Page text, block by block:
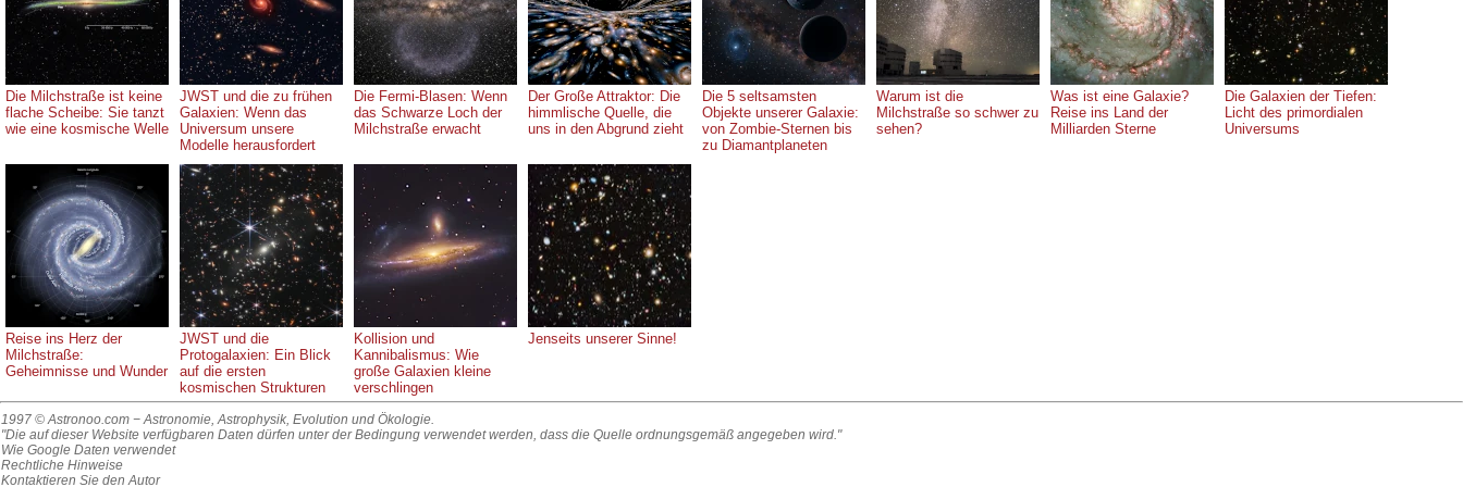
Die Milchstraße ist keine
flache Scheibe: Sie tanzt
wie eine kosmische Welle
JWST und die zu frühen
Galaxien: Wenn das
Universum unsere
Modelle herausfordert
Die Fermi-Blasen: Wenn
das Schwarze Loch der
Milchstraße erwacht
Der Große Attraktor: Die
himmlische Quelle, die
uns in den Abgrund zieht
Die 5 seltsamsten
Objekte unserer Galaxie:
von Zombie-Sternen bis
zu Diamantplaneten
Warum ist die
Milchstraße so schwer zu
sehen?
Was ist eine Galaxie?
Reise ins Land der
Milliarden Sterne
Die Galaxien der Tiefen:
Licht des primordialen
Universums
Reise ins Herz der
Milchstraße:
Geheimnisse und Wunder
JWST und die
Protogalaxien: Ein Blick
auf die ersten
kosmischen Strukturen
Kollision und
Kannibalismus: Wie
große Galaxien kleine
verschlingen
Jenseits unserer Sinne!
1997 © Astronoo.com − Astronomie, Astrophysik, Evolution und Ökologie.
"Die auf dieser Website verfügbaren Daten dürfen unter der Bedingung verwendet werden, dass die Quelle ordnungsgemäß angegeben wird."
Wie Google Daten verwendet
Rechtliche Hinweise
Kontaktieren Sie den Autor